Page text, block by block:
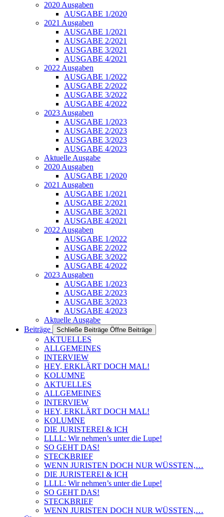
2020 Ausgaben
AUSGABE 1/2020
2021 Ausgaben
AUSGABE 1/2021
AUSGABE 2/2021
AUSGABE 3/2021
AUSGABE 4/2021
2022 Ausgaben
AUSGABE 1/2022
AUSGABE 2/2022
AUSGABE 3/2022
AUSGABE 4/2022
2023 Ausgaben
AUSGABE 1/2023
AUSGABE 2/2023
AUSGABE 3/2023
AUSGABE 4/2023
Aktuelle Ausgabe
2020 Ausgaben
AUSGABE 1/2020
2021 Ausgaben
AUSGABE 1/2021
AUSGABE 2/2021
AUSGABE 3/2021
AUSGABE 4/2021
2022 Ausgaben
AUSGABE 1/2022
AUSGABE 2/2022
AUSGABE 3/2022
AUSGABE 4/2022
2023 Ausgaben
AUSGABE 1/2023
AUSGABE 2/2023
AUSGABE 3/2023
AUSGABE 4/2023
Aktuelle Ausgabe
Beiträge
Schließe Beiträge Öffne Beiträge
AKTUELLES
ALLGEMEINES
INTERVIEW
HEY, ERKLÄRT DOCH MAL!
KOLUMNE
AKTUELLES
ALLGEMEINES
INTERVIEW
HEY, ERKLÄRT DOCH MAL!
KOLUMNE
DIE JURISTEREI & ICH
LLLL: Wir nehmen’s unter die Lupe!
SO GEHT DAS!
STECKBRIEF
WENN JURISTEN DOCH NUR WÜSSTEN,…
DIE JURISTEREI & ICH
LLLL: Wir nehmen’s unter die Lupe!
SO GEHT DAS!
STECKBRIEF
WENN JURISTEN DOCH NUR WÜSSTEN,…